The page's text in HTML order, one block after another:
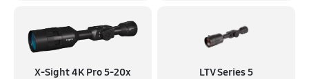
X-Sight 4K Pro 5-20x LTV Series 5